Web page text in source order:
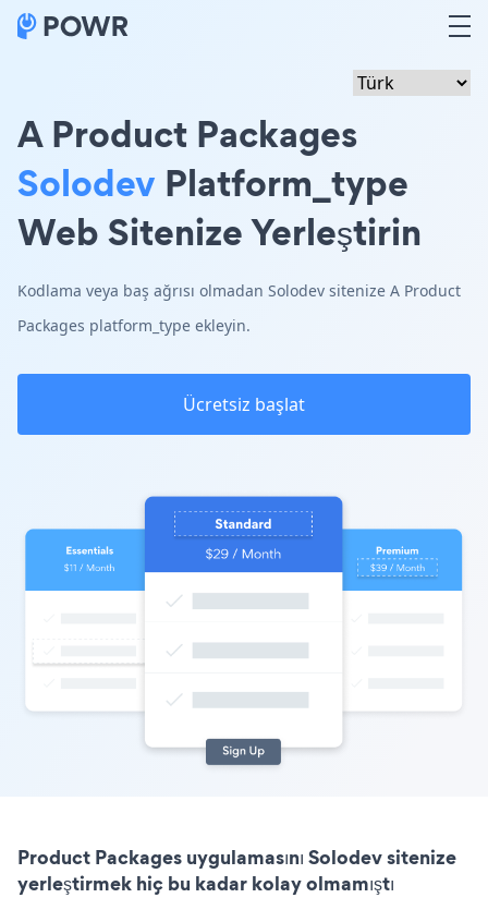
A Product Packages
Solodev Platform_type
Web Sitenize Yerleştirin
Kodlama veya baş ağrısı olmadan Solodev sitenize A Product
Packages platform_type ekleyin.
Ücretsiz başlat
Product Packages uygulamasını Solodev sitenize
yerleştirmek hiç bu kadar kolay olmamıştı